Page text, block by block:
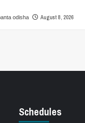
odisha August 8, 2026
Schedules